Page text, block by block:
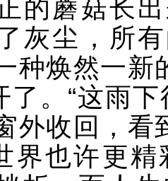
的蘑菇长
灰尘，所
种焕然一新
了。“这雨
外收回，看
界也许更